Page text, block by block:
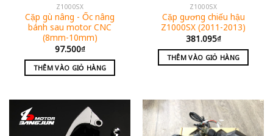
Z1000SX
Cặp gù nâng - Ốc nâng
bánh sau motor CNC
(8mm-10mm)
97.500₫
THÊM VÀO GIỎ HÀNG
Z1000SX
Cặp gương chiếu hậu
Z1000SX (2011-2013)
381.095₫
THÊM VÀO GIỎ HÀNG